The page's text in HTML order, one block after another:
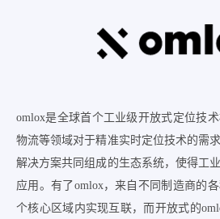
omlox是全球首个工业级开放式定位技
物流等领域对于精准实时定位技术的需
解决方案共同组成的生态系统，使得工
应用。有了omlox，来自不同制造商的
个核心区域内实现互联，而开放式的